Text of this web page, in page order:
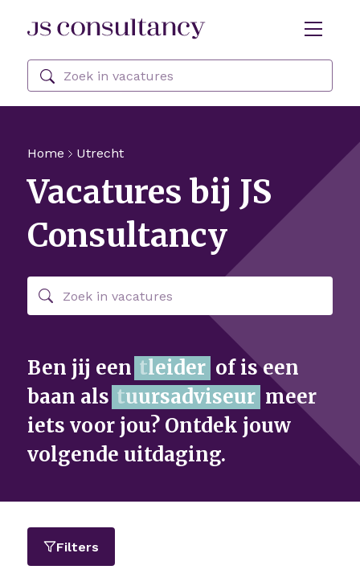
Skip Navigation or Skip to Content
Zoeken
Home Utrecht
Vacatures bij JS
Consultancy
Zoeken
Ben jij een Prog of is een baan
als meer iets voor jou?
Ontdek jouw volgende
uitdaging.
Filters